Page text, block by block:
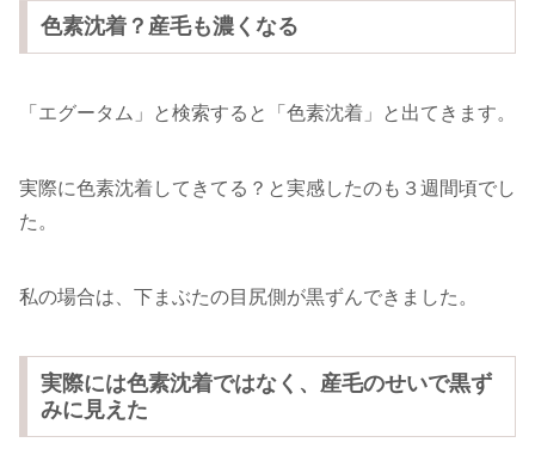
色素沈着？産毛も濃くなる
「エグータム」と検索すると「色素沈着」と出てきます。
実際に色素沈着してきてる？と実感したのも３週間頃でし
た。
私の場合は、下まぶたの目尻側が黒ずんできました。
実際には色素沈着ではなく、産毛のせいで黒ず
みに見えた